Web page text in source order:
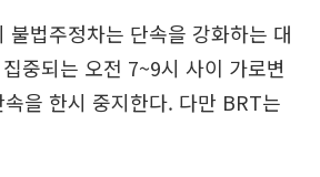
불법주정차는 단속을 강화하는 대
중되는 오전 7~9시 사이 가로변
을 한시 중지한다. 다만 BRT는